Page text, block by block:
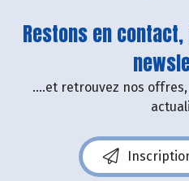
Restons en
....et retrouvez nos